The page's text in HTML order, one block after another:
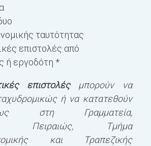
ταυτότητας
επιστολές από
ή εργοδότη *
επιστολέςμπορούν να
ή να κατατεθούν
στη Γραμματεία,
Πειραιώς, Τμήμα
και Τραπεζικής